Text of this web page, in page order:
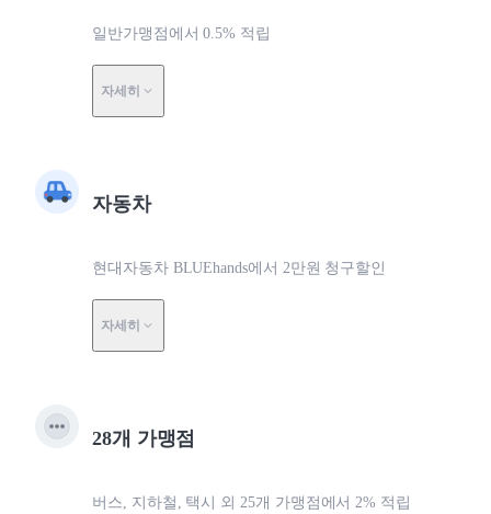
일반가맹점에서 0.5% 적립
자세히
자동차
현대자동차 BLUEhands에서 2만원 청구할인
자세히
28개 가맹점
버스, 지하철, 택시 외 25개 가맹점에서 2% 적립